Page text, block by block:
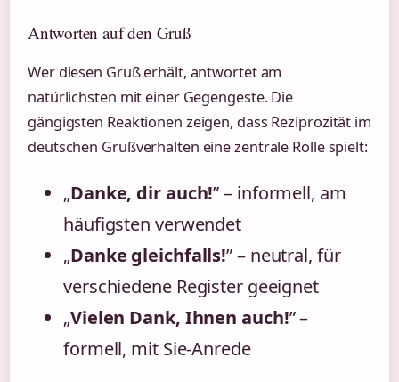
Antworten auf den Gruß
Wer diesen Gruß erhält, antwortet am
natürlichsten mit einer Gegengeste. Die
gängigsten Reaktionen zeigen, dass Reziprozität im
deutschen Grußverhalten eine zentrale Rolle spielt:
„Danke, dir auch!” – informell, am
häufigsten verwendet
„Danke gleichfalls!” – neutral, für
verschiedene Register geeignet
„Vielen Dank, Ihnen auch!” –
formell, mit Sie-Anrede